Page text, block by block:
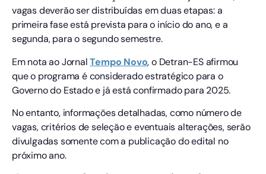
vagas deverão ser distribuídas em duas etapas: a
primeira fase está prevista para o início do ano, e a
segunda, para o segundo semestre.
Em nota ao JornalTempo Novo, o Detran-ES afirmou
que o programa é considerado estratégico para o
Governo do Estado e já está confirmado para 2025.
No entanto, informações detalhadas, como número de
vagas, critérios de seleção e eventuais alterações, serão
divulgadas somente com a publicação do edital no
próximo ano.